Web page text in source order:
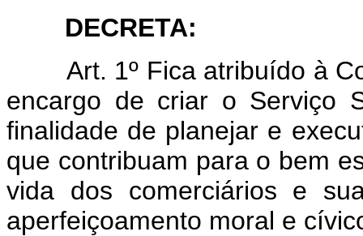
DECRETA:
Art. 1º Fica atribuído à
encargo de criar o Serviço
finalidade de planejar e
que contribuam para o bem
vida dos comerciários e
aperfeiçoamento moral e